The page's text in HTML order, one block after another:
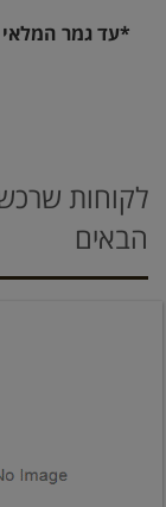
*עד גמר המלאי
לקוחות
הבאים